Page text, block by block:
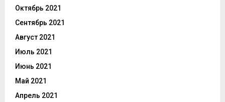
Октябрь 2021
Сентябрь 2021
Август 2021
Июль 2021
Июнь 2021
Май 2021
Апрель 2021